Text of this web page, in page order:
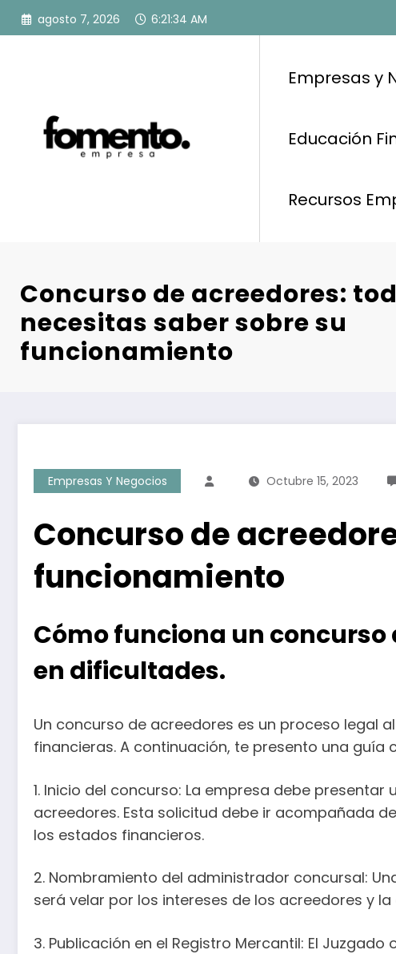
Saltar
agosto 7, 2026 6:21:35 AM
Empresas y
Educación
Recursos
Concurso de acreedores:
necesitas saber sobre su
funcionamiento
Empresas Y Negocios Octubre 15, 2023
Concurso de
funcionamiento
Cómo funciona un
en dificultades.
Un concurso de acreedores es un proceso legal
financieras. A continuación, te presento una
1. Inicio del concurso: La empresa debe
acreedores. Esta solicitud debe ir acompañada
los estados financieros.
2. Nombramiento del administrador concursal:
será velar por los intereses de los acreedores y
3. Publicación en el Registro Mercantil: El